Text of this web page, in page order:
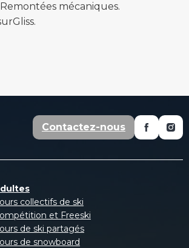
mécaniques.
Contactez-nous
collectifs de ski
et Freeski
de ski partagés
de snowboard